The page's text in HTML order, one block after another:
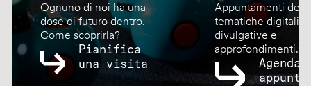
Ognuno di noi ha una
dose di futuro dentro.
Come scoprirla?
Pianifica
una visita
Appuntamenti
tematiche digitali,
divulgative e
approfondimenti.
Agenda